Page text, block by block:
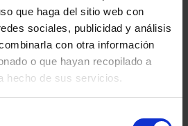
que haga del sitio web con
sociales, publicidad y análisis
con otra información
o que hayan recopilado a
hecho de sus servicios.